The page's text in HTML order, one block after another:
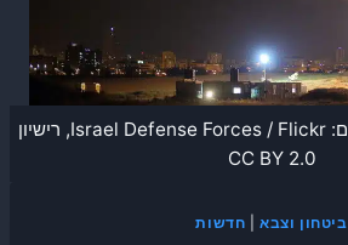
כיפת ברזל, ארכיון | צילום: Israel Defense Forces / Flickr, רישיון
CC BY 2.0
ביטחון וצבא| חדשות